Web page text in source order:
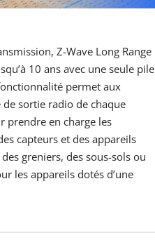
Z-Wave Long Range
10 ans avec une seule pile
permet aux
de sortie radio de chaque
prendre en charge les
capteurs et des appareils
greniers, des sous-sols ou
les appareils dotés d’une